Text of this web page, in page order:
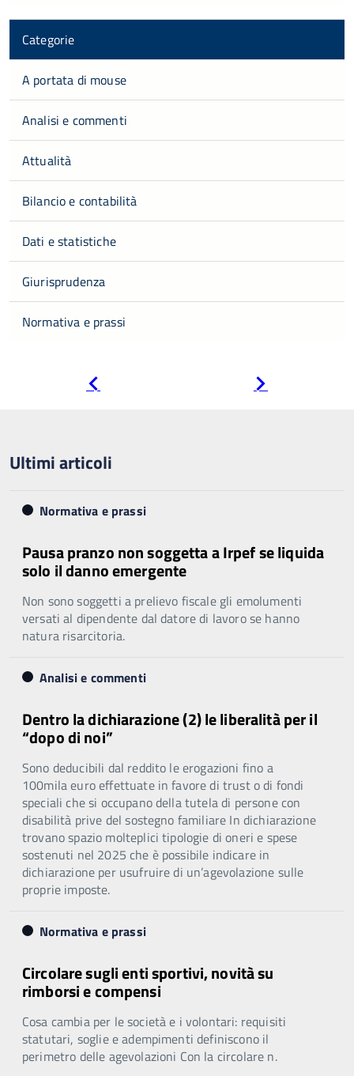
Categorie
A portata di mouse
Analisi e commenti
Attualità
Bilancio e contabilità
Dati e statistiche
Giurisprudenza
Normativa e prassi
Ultimi articoli
Normativa e prassi
Pausa pranzo non soggetta a Irpef se liquida
solo il danno emergente
Non sono soggetti a prelievo fiscale gli emolumenti
versati al dipendente dal datore di lavoro se hanno
natura risarcitoria.
Analisi e commenti
Dentro la dichiarazione (2) le liberalità per il
“dopo di noi”
Sono deducibili dal reddito le erogazioni fino a
100mila euro effettuate in favore di trust o di fondi
speciali che si occupano della tutela di persone con
disabilità prive del sostegno familiare In dichiarazione
trovano spazio molteplici tipologie di oneri e spese
sostenuti nel 2025 che è possibile indicare in
dichiarazione per usufruire di un’agevolazione sulle
proprie imposte.
Normativa e prassi
Circolare sugli enti sportivi, novità su
rimborsi e compensi
Cosa cambia per le società e i volontari: requisiti
statutari, soglie e adempimenti definiscono il
perimetro delle agevolazioni Con la circolare n.